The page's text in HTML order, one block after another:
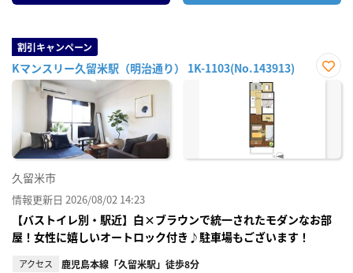
割引キャンペーン
Kマンスリー久留米駅（明治通り） 1K-1103(No.143913)
お気
久留米市
情報更新日 2026/08/02 14:23
【バストイレ別・駅近】白×ブラウンで統一されたモダンなお部
屋！女性に嬉しいオートロック付き♪駐車場もございます！
アクセス 鹿児島本線「久留米駅」徒歩8分